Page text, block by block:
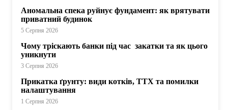
Аномальна спека руйнує фундамент: як врятувати
приватний будинок
5 Серпня 2026
Чому тріскають банки під час закатки та як цього
уникнути
3 Серпня 2026
Прикатка ґрунту: види котків, ТТХ та помилки
налаштування
1 Серпня 2026